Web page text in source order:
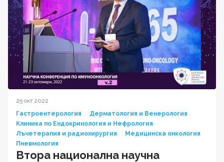
25 окт 2022
Гастроентерология
Дерматология и Венерология
Клиника по Ендокринология и Нефрология
Лъчетерапия и радиохирургия
Медицинска онкология
Пневмология
Втора национална научна